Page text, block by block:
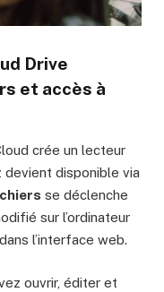
Drive
et accès à
crée un lecteur
disponible via
se déclenche
sur l’ordinateur
l’interface web.
ouvrir, éditer et